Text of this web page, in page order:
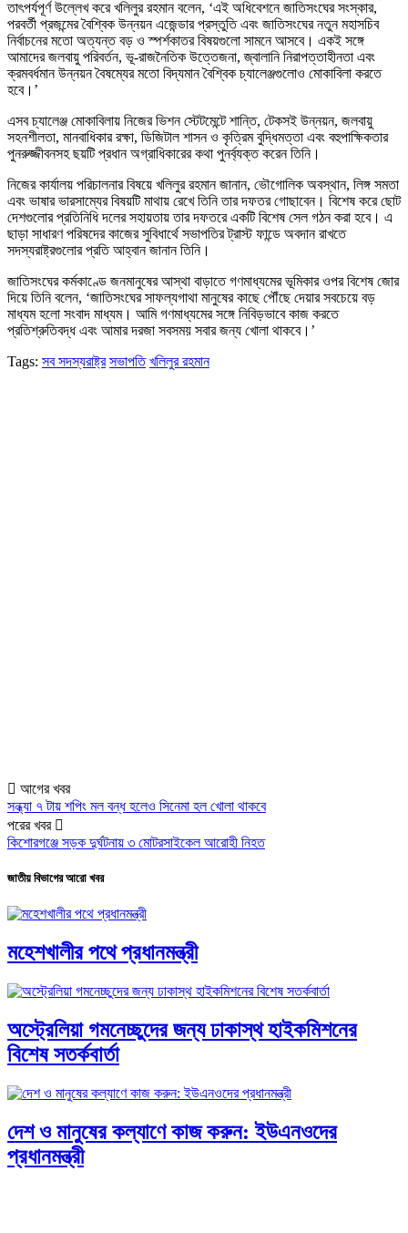
তাৎপর্যপূর্ণ উল্লেখ করে খলিলুর রহমান বলেন, ‘এই অধিবেশনে জাতিসংঘের সংস্কার,
পরবর্তী প্রজন্মের বৈশ্বিক উন্নয়ন এজেন্ডার প্রস্তুতি এবং জাতিসংঘের নতুন মহাসচিব
নির্বাচনের মতো অত্যন্ত বড় ও স্পর্শকাতর বিষয়গুলো সামনে আসবে। একই সঙ্গে
আমাদের জলবায়ু পরিবর্তন, ভূ-রাজনৈতিক উত্তেজনা, জ্বালানি নিরাপত্তাহীনতা এবং
ক্রমবর্ধমান উন্নয়ন বৈষম্যের মতো বিদ্যমান বৈশ্বিক চ্যালেঞ্জগুলোও মোকাবিলা করতে
হবে।’
এসব চ্যালেঞ্জ মোকাবিলায় নিজের ভিশন স্টেটমেন্টে শান্তি, টেকসই উন্নয়ন, জলবায়ু
সহনশীলতা, মানবাধিকার রক্ষা, ডিজিটাল শাসন ও কৃত্রিম বুদ্ধিমত্তা এবং বহুপাক্ষিকতার
পুনরুজ্জীবনসহ ছয়টি প্রধান অগ্রাধিকারের কথা পুনর্ব্যক্ত করেন তিনি।
নিজের কার্যালয় পরিচালনার বিষয়ে খলিলুর রহমান জানান, ভৌগোলিক অবস্থান, লিঙ্গ সমতা
এবং ভাষার ভারসাম্যের বিষয়টি মাথায় রেখে তিনি তার দফতর গোছাবেন। বিশেষ করে ছোট
দেশগুলোর প্রতিনিধি দলের সহায়তায় তার দফতরে একটি বিশেষ সেল গঠন করা হবে। এ
ছাড়া সাধারণ পরিষদের কাজের সুবিধার্থে সভাপতির ট্রাস্ট ফান্ডে অবদান রাখতে
সদস্যরাষ্ট্রগুলোর প্রতি আহ্বান জানান তিনি।
জাতিসংঘের কর্মকাণ্ডে জনমানুষের আস্থা বাড়াতে গণমাধ্যমের ভূমিকার ওপর বিশেষ জোর
দিয়ে তিনি বলেন, ‘জাতিসংঘের সাফল্যগাথা মানুষের কাছে পৌঁছে দেয়ার সবচেয়ে বড়
মাধ্যম হলো সংবাদ মাধ্যম। আমি গণমাধ্যমের সঙ্গে নিবিড়ভাবে কাজ করতে
প্রতিশ্রুতিবদ্ধ এবং আমার দরজা সবসময় সবার জন্য খোলা থাকবে।’
Tags: সব সদস্যরাষ্ট্র সভাপতি খলিলুর রহমান
আগের খবর
সন্ধ্যা ৭ টায় শপিং মল বন্ধ হলেও সিনেমা হল খোলা থাকবে
পরের খবর
কিশোরগঞ্জে সড়ক দুর্ঘটনায় ৩ মোটরসাইকেল আরোহী নিহত
জাতীয় বিভাগের আরো খবর
মহেশখালীর পথে প্রধানমন্ত্রী
অস্ট্রেলিয়া গমনেচ্ছুদের জন্য ঢাকাস্থ হাইকমিশনের
বিশেষ সতর্কবার্তা
দেশ ও মানুষের কল্যাণে কাজ করুন: ইউএনওদের
প্রধানমন্ত্রী